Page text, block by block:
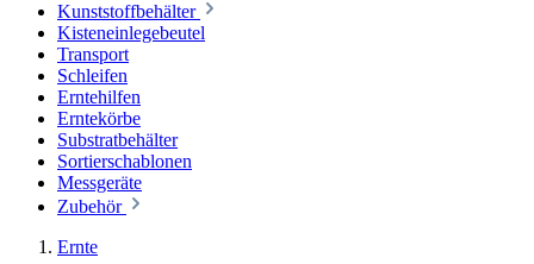
Kunststoffbehälter
Kisteneinlegebeutel
Transport
Schleifen
Erntehilfen
Erntekörbe
Substratbehälter
Sortierschablonen
Messgeräte
Zubehör
Ernte